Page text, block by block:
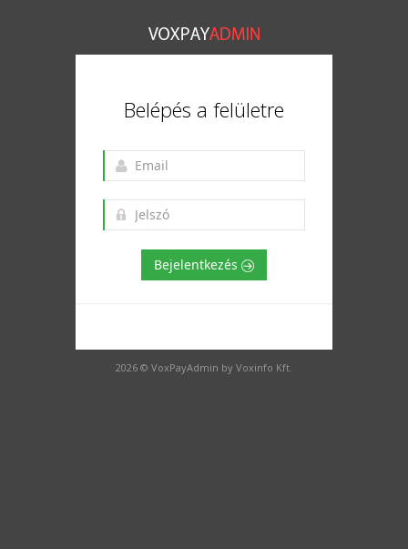
Belépés a felületre
Bejelentkezés
2026 © VoxPayAdmin by Voxinfo Kft.